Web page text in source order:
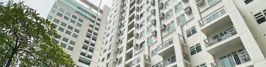
移
動
し
ま
す